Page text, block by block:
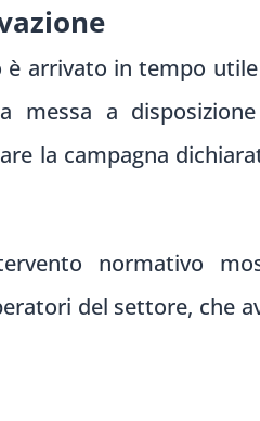
è arrivato in tempo
messa a
la campagna
normativo
del settore, che